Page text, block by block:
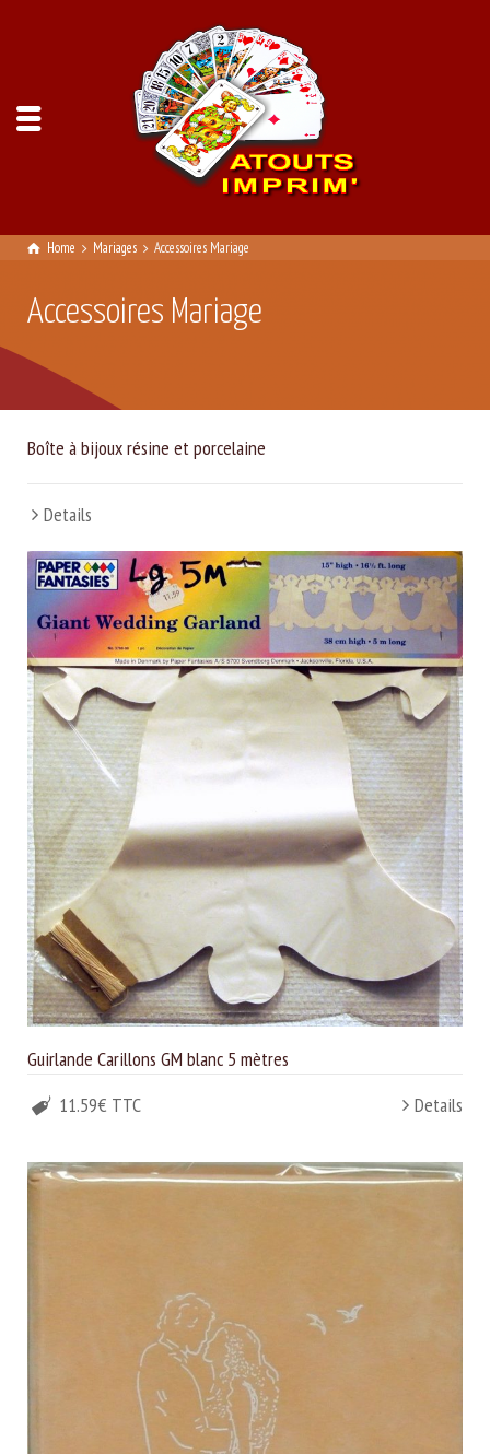
Home Mariages Accessoires Mariage
Accessoires Mariage
Boîte à bijoux résine et porcelaine
Details
Guirlande Carillons GM blanc 5 mètres
11.59€ TTC
Details